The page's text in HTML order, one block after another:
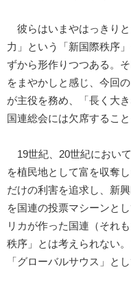
彼らはいまやはっきり
力」という「新国際秩序
ずから形作りつつある。
をまやかしと感じ、今回
が主役を務め、「長く大
国連総会には欠席するこ
19世紀、20世紀におい
を植民地として富を収奪
だけの利害を追求し、新
を国連の投票マシーンと
リカが作った国連（それ
秩序」とは考えられない
「グローバルサウス」と